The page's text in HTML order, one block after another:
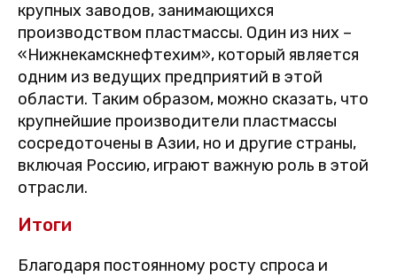
крупных заводов, занимающихся
производством пластмассы. Один из них –
«Нижнекамскнефтехим», который является
одним из ведущих предприятий в этой
области. Таким образом, можно сказать, что
крупнейшие производители пластмассы
сосредоточены в Азии, но и другие страны,
включая Россию, играют важную роль в этой
отрасли.
Итоги
Благодаря постоянному росту спроса и